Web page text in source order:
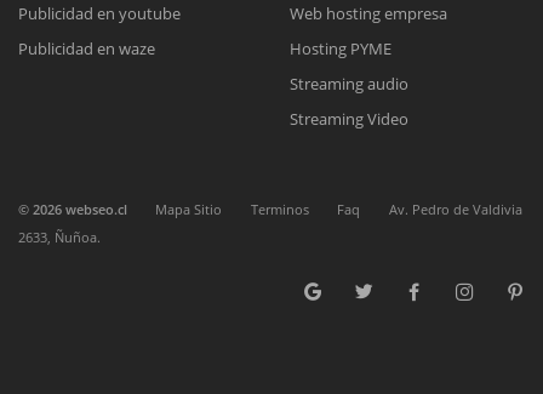
Complete el formulario y nos contactaremos a la brevedad.
formulario para enviarnos un correo electrónico con sus datos
personales.
Publicidad en youtube
Publicidad en waze
Web hosting empresa
Hosting PYME
Streaming audio
Streaming Video
© 2026 webseo.cl Mapa Sitio Terminos Faq
Av. Pedro de Valdivia
2633, Ñuñoa.